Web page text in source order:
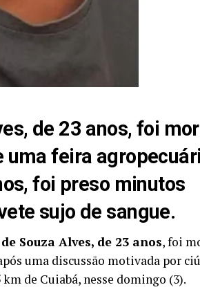
de 23 anos, foi
uma feira
foi preso minutos
sujo de sangue.
Souza Alves, de 23 anos, foi
uma discussão motivada por
de Cuiabá, nesse domingo (3).